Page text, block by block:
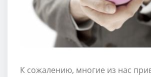
К сожалению, многие из нас